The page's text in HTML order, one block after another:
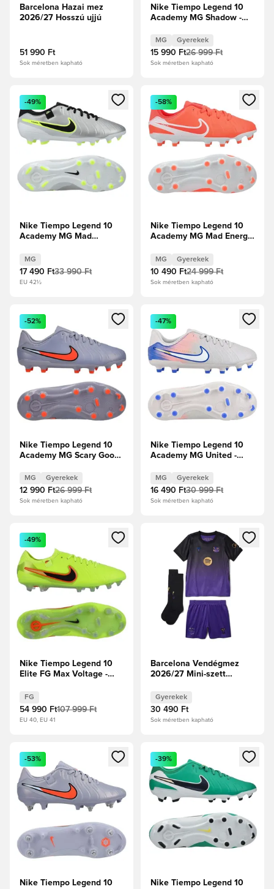
Barcelona Hazai mez
2026/27 Hosszú ujjú
51 990 Ft
Sok méretben kapható
Nike Tiempo Legend 10
Academy MG Shadow -
MG Gyerekek
15 990 Ft26 999 Ft
Sok méretben kapható
Megnyit egy modált a bejelentkezéshez vagy a tagként
-49%
Nike Tiempo Legend 10
Academy MG Mad
ezüst/Fekete/Volt
MG
17 490 Ft33 990 Ft
EU 42½
Megnyit egy modált a
-58%
Nike Tiempo Legend 10
Academy MG Mad Energy
MG Gyerekek
10 490 Ft24 999 Ft
Sok méretben kapható
Megnyit egy modált a bejelentkezéshez vagy a tagként
-52%
Nike Tiempo Legend 10
Academy MG Scary Good
Gyerek
MG Gyerekek
12 990 Ft26 999 Ft
Sok méretben kapható
Megnyit egy modált a
-47%
Nike Tiempo Legend 10
Academy MG United -
Gyerek
MG Gyerekek
16 490 Ft30 999 Ft
Sok méretben kapható
Megnyit egy modált a bejelentkezéshez vagy a tagként
-49%
Nike Tiempo Legend 10
Elite FG Max Voltage -
FG
54 990 Ft107 999 Ft
EU 40, EU 41
Megnyit egy modált a
Barcelona Vendégmez
2026/27 Mini-szett
Gyerekek
30 490 Ft
Sok méretben kapható
Megnyit egy modált a bejelentkezéshez vagy a tagként
-53%
Nike Tiempo Legend 10
Megnyit egy modált a
-39%
Nike Tiempo Legend 10